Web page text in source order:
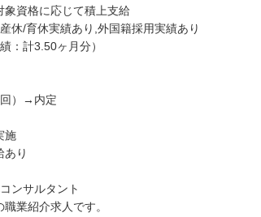
に応じて積上支給
休/育休実績あり,外国籍採用実績あり
：計3.50ヶ月分）
）→内定
施
あり
ンサルタント
業紹介求人です。